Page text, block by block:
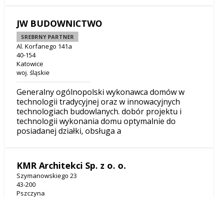
JW BUDOWNICTWO
SREBRNY PARTNER
Al. Korfanego 141a
40-154
Katowice
woj. śląskie
Generalny ogólnopolski wykonawca domów w
technologii tradycyjnej oraz w innowacyjnych
technologiach budowlanych. dobór projektu i
technologii wykonania domu optymalnie do
posiadanej działki, obsługa a
KMR Architekci Sp. z o. o.
Szymanowskiego 23
43-200
Pszczyna